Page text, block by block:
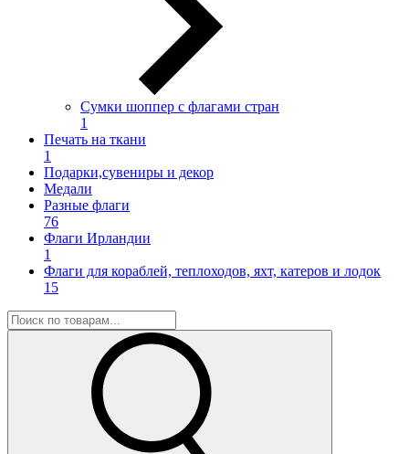
Сумки шоппер с флагами стран
1
Печать на ткани
1
Подарки,сувениры и декор
Медали
Разные флаги
76
Флаги Ирландии
1
Флаги для кораблей, теплоходов, яхт, катеров и лодок
15